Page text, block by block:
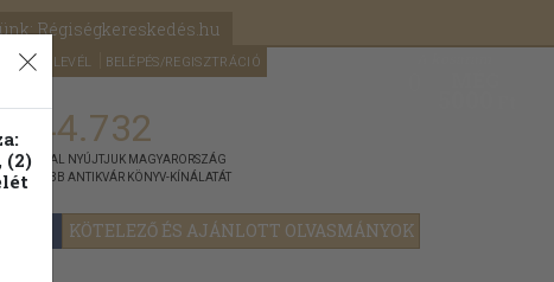
Régiségkereskedés.hu
HÍRLEVÉL BELÉPÉS/REGISZTRÁCIÓ
KÖTELEZŐ ÉS AJÁNLOTT OLVASMÁNYOK
NYÚJTJUK MAGYARORSZÁG
ANTIKVÁR KÖNYV-KÍNÁLATÁT
(2)